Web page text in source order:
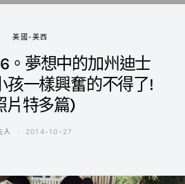
美國-美西
。夢想中的加州迪士
孩一樣興奮的不得了!
片特多篇)
人 2014-10-27